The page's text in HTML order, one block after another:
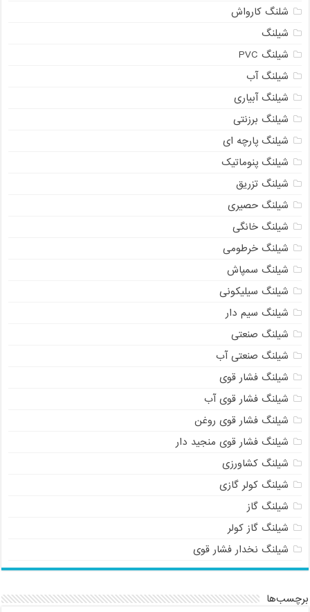
شلنگ کارواش
شیلنگ
شیلنگ PVC
شیلنگ آب
شیلنگ آبیاری
شیلنگ برزنتی
شیلنگ پارچه ای
شیلنگ پنوماتیک
شیلنگ تزریق
شیلنگ حصیری
شیلنگ خانگی
شیلنگ خرطومی
شیلنگ سمپاش
شیلنگ سیلیکونی
شیلنگ سیم دار
شیلنگ صنعتی
شیلنگ صنعتی آب
شیلنگ فشار قوی
شیلنگ فشار قوی آب
شیلنگ فشار قوی روغن
شیلنگ فشار قوی منجید دار
شیلنگ کشاورزی
شیلنگ کولر گازی
شیلنگ گاز
شیلنگ گاز کولر
شیلنگ نخدار فشار قوی
برچسب‌ها